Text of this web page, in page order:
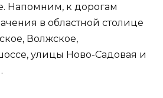
Напомним, к дорогам
в областной столице
Волжское,
улицы Ново-Садовая и